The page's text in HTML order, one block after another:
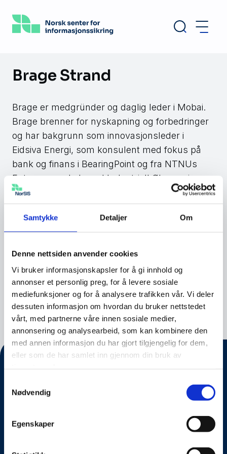
Samtykke Detaljer Om
Denne nettsiden anvender cookies
Vi bruker informasjonskapsler for å gi innhold og
annonser et personlig preg, for å levere sosiale
mediefunksjoner og for å analysere trafikken vår. Vi deler
dessuten informasjon om hvordan du bruker nettstedet
vårt, med partnerne våre innen sosiale medier,
annonsering og analysearbeid, som kan kombinere den
med annen informasjon du har gjort tilgjengelig for dem,
eller som de har samlet inn gjennom din bruk av
Nødvendig
Egenskaper
hovedinnhold
Brage Strand
Brage er medgründer og daglig leder i Mobai.
Brage brenner for nyskapning og forbedringer
og har bakgrunn som innovasjonsleder i
Eidsiva Energi, som konsulent med fokus på
bank og finans i BearingPoint og fra NTNUs
Entreprenørskole ved Industriell Økonomi og
Teknologiledelse.
I Mobai leder Brage et av Nord Europas
ledende kompetansemiljøer innenfor biometri
Vår ambisjon er å skape enklere og tryggere
digital hverdag – hvor vi bruker biometri, slik at
du og jeg bare kan være oss selv for å bevise
at vi er riktig bruker av en løsning.